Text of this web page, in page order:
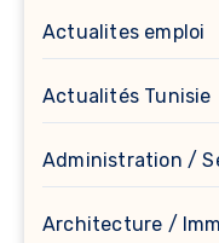
Actualites emploi
Actualités Tunisie
Administration /
Architecture /